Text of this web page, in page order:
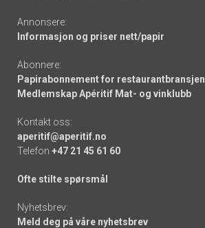
Annonsere:
Informasjon og priser nett/papir
Abonnere:
Papirabonnement for restaurantbransjen
Medlemskap Apéritif Mat- og vinklubb
Kontakt oss:
aperitif@aperitif.no
Telefon +47 21 45 61 60
Ofte stilte spørsmål
Nyhetsbrev:
Meld deg på våre nyhetsbrev